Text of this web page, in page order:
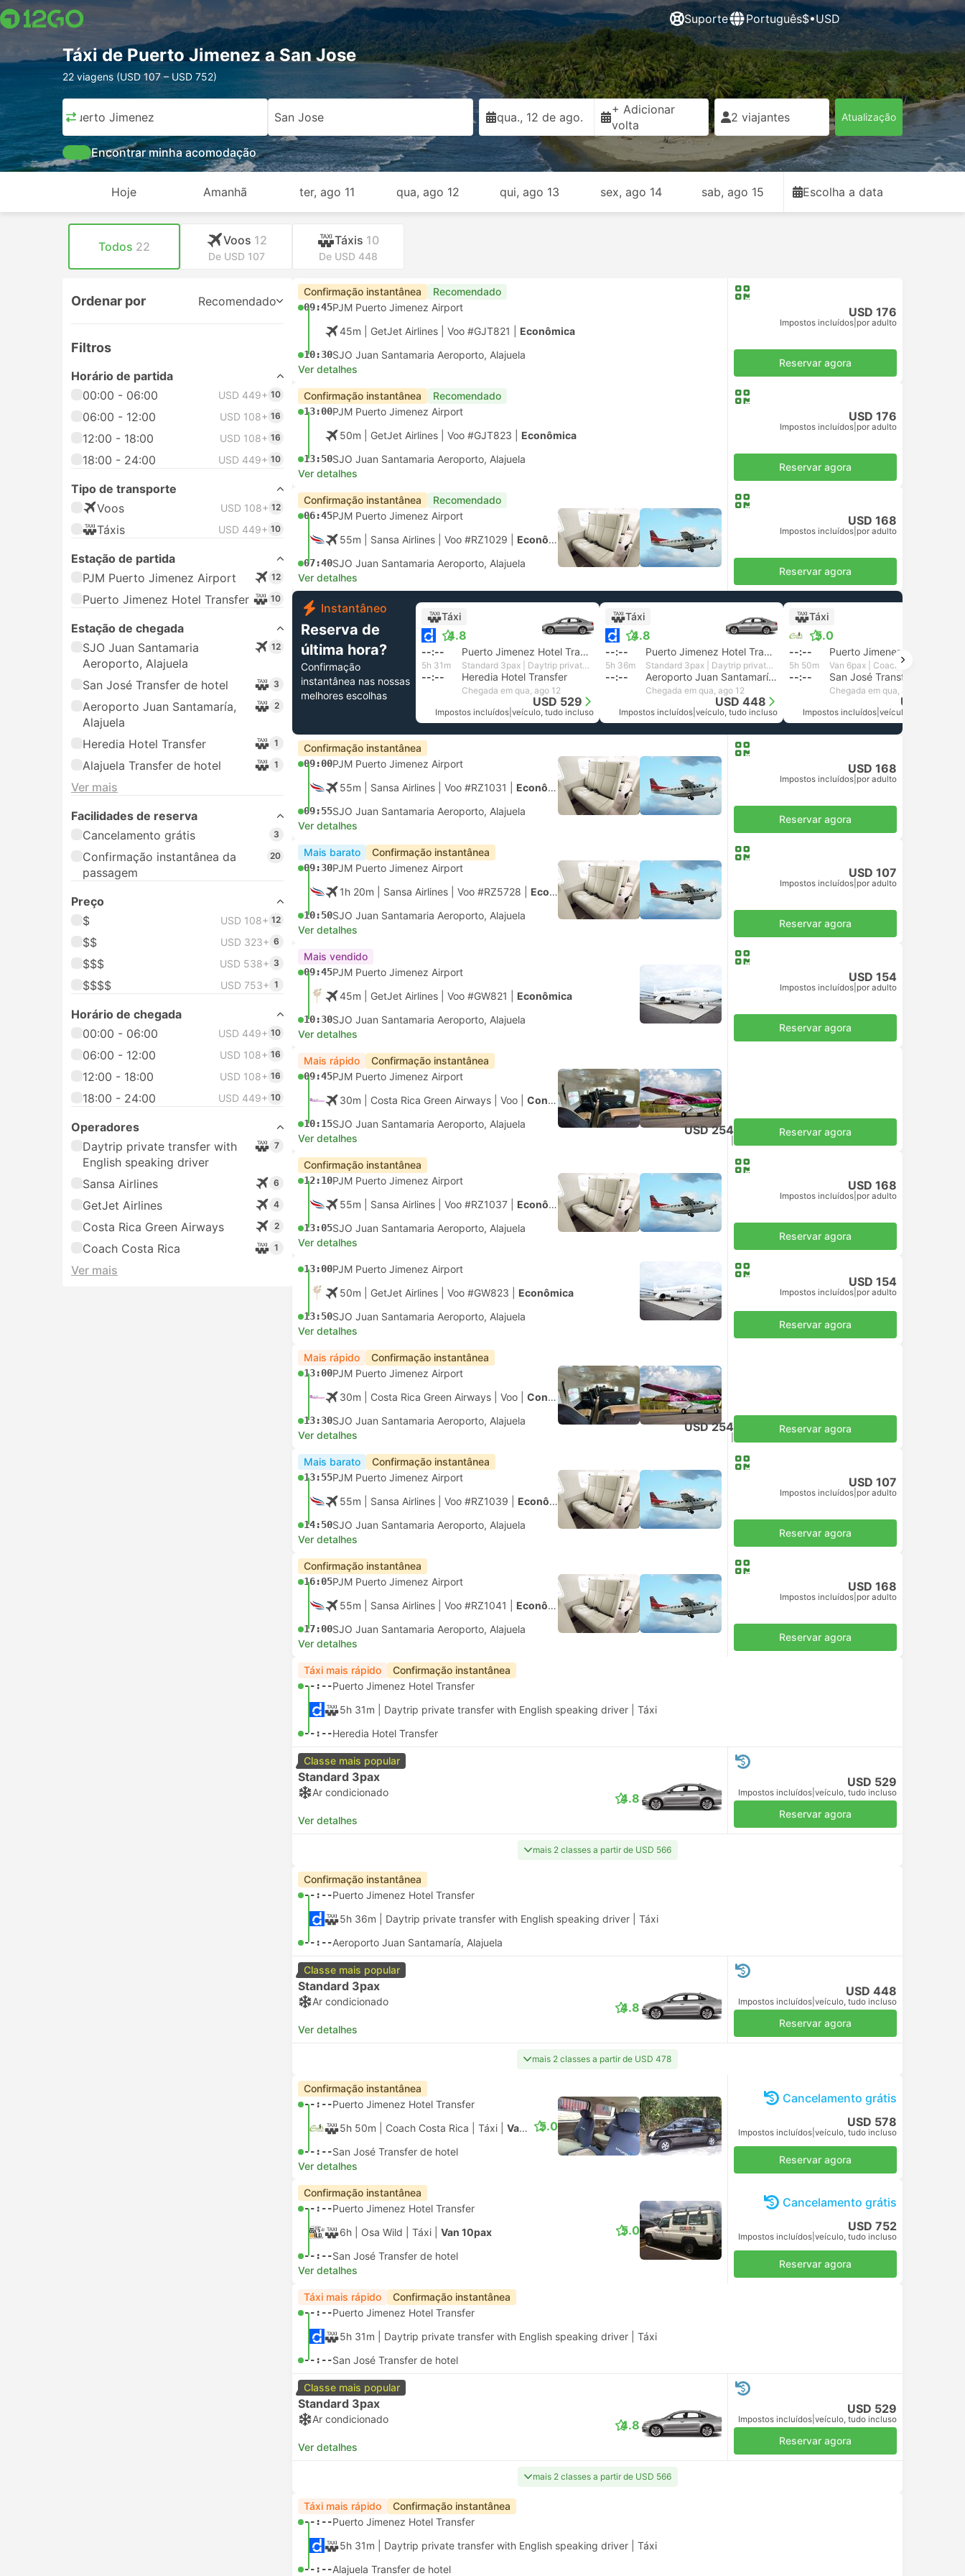
Suporte Português$•USD
Táxi de Puerto Jimenez a San Jose
22 viagens (USD 107 – USD 752)
Puerto Jimenez San Jose qua., 12 de ago.
+ Adicionar
volta
2 viajantes Atualização
Encontrar minha acomodação
Hoje Amanhã ter, ago 11 qua, ago 12 qui, ago 13 sex, ago 14 sab, ago 15 Escolha a data
Todos 22 Voos 12
De USD 107
Táxis 10
De USD 448
Ordenar por Recomendado
Filtros
Horário de partida
00:00 - 06:00
USD 449+ 10
06:00 - 12:00 USD 108+ 16
12:00 - 18:00 USD 108+ 16
18:00 - 24:00 USD 449+ 10
Tipo de transporte
Voos
USD 108+ 12
Táxis USD 449+ 10
Estação de partida
PJM Puerto Jimenez Airport
12
Puerto Jimenez Hotel Transfer 10
Estação de chegada
SJO Juan Santamaria
Aeroporto, Alajuela
12
San José Transfer de hotel 3
Aeroporto Juan Santamaría,
Alajuela
2
Heredia Hotel Transfer 1
Alajuela Transfer de hotel 1
Ver mais
Facilidades de reserva
Cancelamento grátis
3
Confirmação instantânea da
passagem
20
Preço
$
USD 108+ 12
$$ USD 323+ 6
$$$ USD 538+ 3
$$$$ USD 753+ 1
Horário de chegada
00:00 - 06:00
USD 449+ 10
06:00 - 12:00 USD 108+ 16
12:00 - 18:00 USD 108+ 16
18:00 - 24:00 USD 449+ 10
Operadores
Daytrip private transfer with
English speaking driver
7
Sansa Airlines 6
GetJet Airlines 4
Costa Rica Green Airways 2
Coach Costa Rica 1
Ver mais
Confirmação instantânea Recomendado
09:45PJM Puerto Jimenez Airport
45m | GetJet Airlines Voo #GJT821 Econômica
10:30SJO Juan Santamaria Aeroporto, Alajuela
Ver detalhes
USD 176
Impostos incluídos por adulto
Reservar agora
Confirmação instantânea Recomendado
13:00PJM Puerto Jimenez Airport
50m | GetJet Airlines Voo #GJT823 Econômica
13:50SJO Juan Santamaria Aeroporto, Alajuela
Ver detalhes
USD 176
Impostos incluídos por adulto
Reservar agora
Confirmação instantânea Recomendado
06:45PJM Puerto Jimenez Airport
55m | Sansa Airlines Voo #RZ1029 Econômica
07:40SJO Juan Santamaria Aeroporto, Alajuela
Ver detalhes
USD 168
Impostos incluídos por adulto
Reservar agora
Instantâneo
Reserva de
última hora?
Confirmação
instantânea nas nossas
melhores escolhas
Táxi
4.8
--:-- Puerto Jimenez Hotel Transfer
5h 31m Standard 3pax | Daytrip private transfer with English speaking driver
--:-- Heredia Hotel Transfer
Chegada em qua, ago 12
USD 529
Impostos incluídos veículo, tudo incluso
Táxi
4.8
--:-- Puerto Jimenez Hotel Transfer
5h 36m Standard 3pax | Daytrip private transfer with English speaking driver
--:-- Aeroporto Juan Santamaría, Alajuela
Chegada em qua, ago 12
USD 448
Impostos incluídos veículo, tudo incluso
Táxi
5.0
--:--
5h 50m Van 6pax | Coach Costa Rica
--:-- San José Transfer de hotel
Chegada em qua, ago 12
USD 578
Impostos incluídos veículo, tudo incluso
Confirmação instantânea
09:00PJM Puerto Jimenez Airport
55m | Sansa Airlines Voo #RZ1031 Econômica
09:55SJO Juan Santamaria Aeroporto, Alajuela
Ver detalhes
USD 168
Impostos incluídos por adulto
Reservar agora
Mais barato Confirmação instantânea
09:30PJM Puerto Jimenez Airport
1h 20m | Sansa Airlines Voo #RZ5728 Econômica
10:50SJO Juan Santamaria Aeroporto, Alajuela
Ver detalhes
USD 107
Impostos incluídos por adulto
Reservar agora
Mais vendido
09:45PJM Puerto Jimenez Airport
45m | GetJet Airlines Voo #GW821 Econômica
10:30SJO Juan Santamaria Aeroporto, Alajuela
Ver detalhes
USD 154
Impostos incluídos por adulto
Reservar agora
Mais rápido Confirmação instantânea
09:45PJM Puerto Jimenez Airport
30m | Costa Rica Green Airways Voo Conforto
10:15SJO Juan Santamaria Aeroporto, Alajuela
Ver detalhes
USD 254 Reservar agora
Confirmação instantânea
12:10PJM Puerto Jimenez Airport
55m | Sansa Airlines Voo #RZ1037 Econômica
13:05SJO Juan Santamaria Aeroporto, Alajuela
Ver detalhes
USD 168
Impostos incluídos por adulto
Reservar agora
13:00PJM Puerto Jimenez Airport
50m | GetJet Airlines Voo #GW823 Econômica
13:50SJO Juan Santamaria Aeroporto, Alajuela
Ver detalhes
USD 154
Impostos incluídos por adulto
Reservar agora
Mais rápido Confirmação instantânea
13:00PJM Puerto Jimenez Airport
30m | Costa Rica Green Airways Voo Conforto
13:30SJO Juan Santamaria Aeroporto, Alajuela
Ver detalhes
USD 254 Reservar agora
Mais barato Confirmação instantânea
13:55PJM Puerto Jimenez Airport
55m | Sansa Airlines Voo #RZ1039 Econômica
14:50SJO Juan Santamaria Aeroporto, Alajuela
Ver detalhes
USD 107
Impostos incluídos por adulto
Reservar agora
Confirmação instantânea
16:05PJM Puerto Jimenez Airport
55m | Sansa Airlines Voo #RZ1041 Econômica
17:00SJO Juan Santamaria Aeroporto, Alajuela
Ver detalhes
USD 168
Impostos incluídos por adulto
Reservar agora
Táxi mais rápido Confirmação instantânea
--:--Puerto Jimenez Hotel Transfer
5h 31m | Daytrip private transfer with English speaking driver Táxi
--:--Heredia Hotel Transfer
Classe mais popular
Standard 3pax
Ar condicionado
Ver detalhes
4.8
USD 529
Impostos incluídos veículo, tudo incluso
Reservar agora
mais 2 classes a partir de USD 566
Confirmação instantânea
--:--Puerto Jimenez Hotel Transfer
5h 36m | Daytrip private transfer with English speaking driver Táxi
--:--Aeroporto Juan Santamaría, Alajuela
Classe mais popular
Standard 3pax
Ar condicionado
Ver detalhes
4.8
USD 448
Impostos incluídos veículo, tudo incluso
Reservar agora
mais 2 classes a partir de USD 478
Confirmação instantânea
--:--Puerto Jimenez Hotel Transfer
5h 50m | Coach Costa Rica Táxi Van 6pax
--:--San José Transfer de hotel
5.0
Ver detalhes
Cancelamento grátis
USD 578
Impostos incluídos veículo, tudo incluso
Reservar agora
Confirmação instantânea
--:--Puerto Jimenez Hotel Transfer
6h | Osa Wild Táxi Van 10pax
--:--San José Transfer de hotel
5.0
Ver detalhes
Cancelamento grátis
USD 752
Impostos incluídos veículo, tudo incluso
Reservar agora
Táxi mais rápido Confirmação instantânea
--:--Puerto Jimenez Hotel Transfer
5h 31m | Daytrip private transfer with English speaking driver Táxi
--:--San José Transfer de hotel
Classe mais popular
Standard 3pax
Ar condicionado
Ver detalhes
4.8
USD 529
Impostos incluídos veículo, tudo incluso
Reservar agora
mais 2 classes a partir de USD 566
Táxi mais rápido Confirmação instantânea
--:--Puerto Jimenez Hotel Transfer
5h 31m | Daytrip private transfer with English speaking driver Táxi
--:--Alajuela Transfer de hotel